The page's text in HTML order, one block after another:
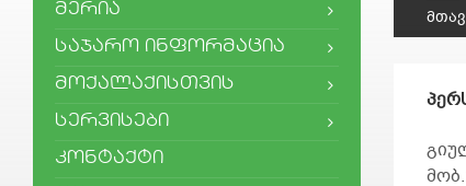
ᲛᲔᲠᲘᲐ
ᲡᲐᲯᲐᲠᲝ ᲘᲜᲤᲝᲠᲛᲐᲪᲘᲐ
ᲛᲝᲥᲐᲚᲐᲥᲘᲡᲗᲕᲘᲡ
ᲡᲔᲠᲕᲘᲡᲔᲑᲘ
ᲙᲝᲜᲢᲐᲥᲢᲘ